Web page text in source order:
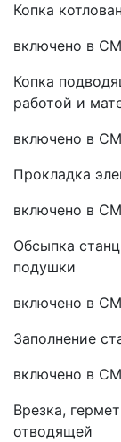
Копка
включено в СМ
Копка
работой и
включено в СМ
Прокладка
включено в СМ
Обсыпка
подушки
включено в СМ
Заполнение
включено в СМ
Врезка,
отводящей